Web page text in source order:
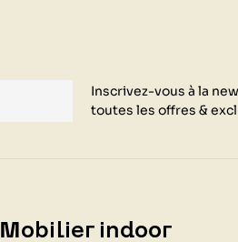
Inscrivez-vous à la
toutes les offres &
Mobilier indoor